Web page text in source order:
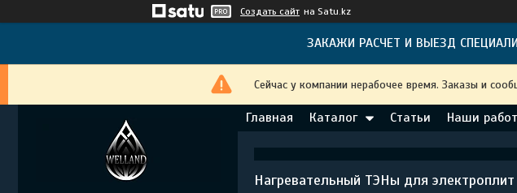
Создать сайт на Satu.kz
ЗАКАЖИ РАСЧЕТ И ВЫЕЗД
Сейчас у компании нерабочее время. Заказы и
Главная Каталог Статьи Наши
Нагревательный ТЭНы для